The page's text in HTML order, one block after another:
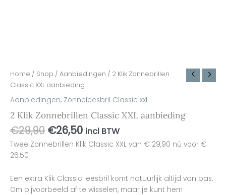
Home / Shop / Aanbiedingen / 2 Klik Zonnebrillen
Classic XXL aanbieding
Aanbiedingen, Zonneleesbril Classic xxl
2 Klik Zonnebrillen Classic XXL aanbieding
€29,90 €26,50 incl BTW
Twee Zonnebrillen Klik Classic XXL van € 29,90 nú voor €
26,50
Een extra Klik Classic leesbril komt natuurlijk altijd van pas.
Om bijvoorbeeld af te wisselen, maar je kunt hem